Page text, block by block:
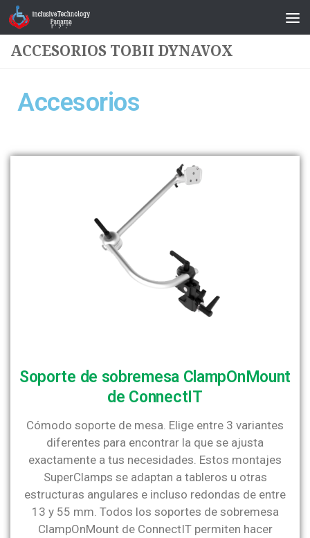
Saltar al contenido
ACCESORIOS TOBII DYNAVOX
Accesorios
Soporte de sobremesa ClampOnMount
de ConnectIT
Cómodo soporte de mesa. Elige entre 3 variantes
diferentes para encontrar la que se ajusta
exactamente a tus necesidades. Estos montajes
SuperClamps se adaptan a tableros u otras
estructuras angulares e incluso redondas de entre
13 y 55 mm. Todos los soportes de sobremesa
ClampOnMount de ConnectIT permiten hacer